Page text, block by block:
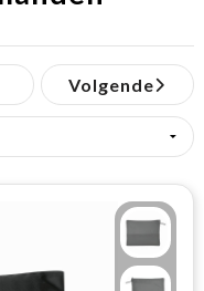
Volgende